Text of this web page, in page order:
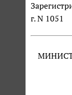
г. N 1051